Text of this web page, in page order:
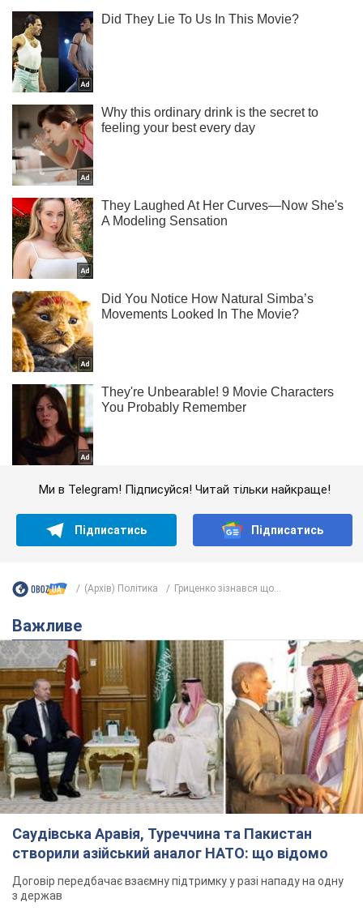
Ми в Telegram! Підписуйся! Читай тільки найкраще!
Підписатись Підписатись
(Архів) Політика Гриценко зізнався що...
Важливе
Саудівська Аравія, Туреччина та Пакистан
створили азійський аналог НАТО: що відомо
Договір передбачає взаємну підтримку у разі нападу на одну
з держав